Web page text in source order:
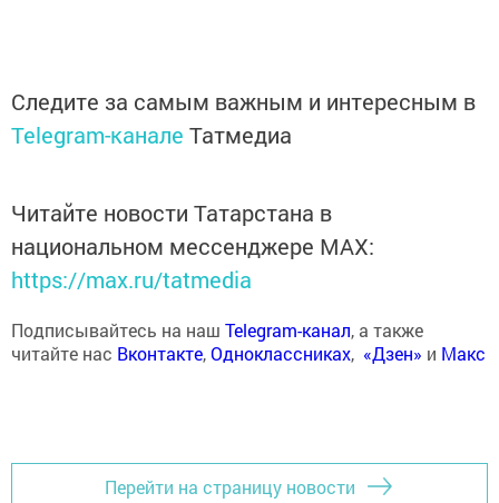
Следите за самым важным и интересным в
Telegram-канале Татмедиа
Читайте новости Татарстана в
национальном мессенджере MАХ:
https://max.ru/tatmedia
Подписывайтесь на наш Telegram-канал, а также
читайте нас Вконтакте,Одноклассниках, «Дзен» и Макс
Перейти на страницу новости